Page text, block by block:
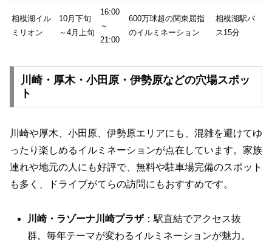
相模湖イル
ミリオン
10月下旬
～4月上旬
16:00
～
21:00
600万球超の関東屈指
のイルミネーション
相模湖駅バ
ス15分
川崎・厚木・小田原・伊勢原などの穴場スポッ
ト
川崎や厚木、小田原、伊勢原エリアにも、混雑を避けてゆ
ったり楽しめるイルミネーションが点在しています。家族
連れや地元の人にも好評で、無料や駐車場完備のスポット
も多く、ドライブがてらの訪問にもおすすめです。
川崎・ラゾーナ川崎プラザ：駅直結でアクセス抜
群。毎年テーマが変わるイルミネーションが魅力。